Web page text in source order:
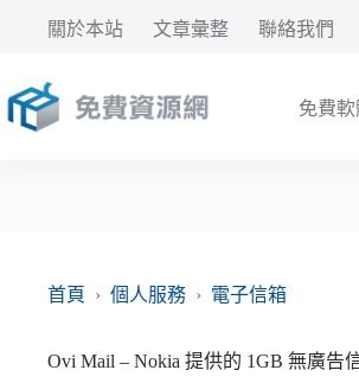
要
內
關於本站 文章彙整 聯絡我們
免費軟
首頁 › 個人服務 › 電子信箱
Ovi Mail – Nokia 提供的 1GB 無廣告